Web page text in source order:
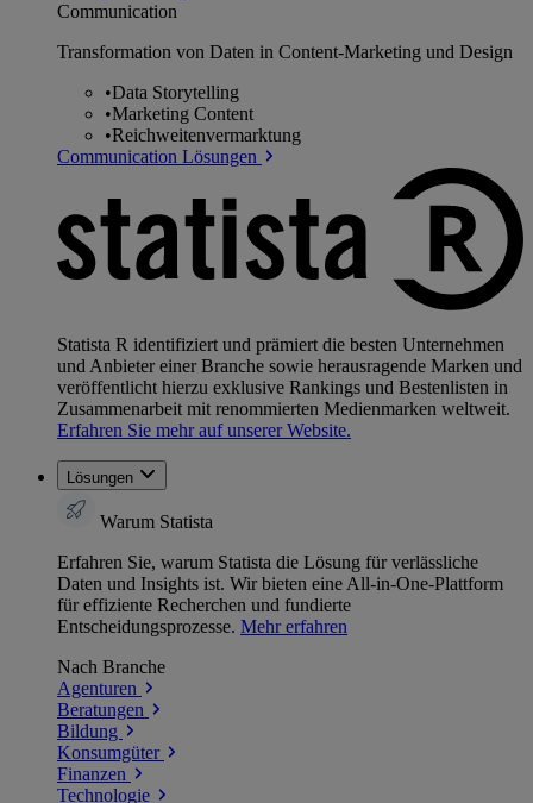
Communication
Transformation von Daten in Content-Marketing und Design
•Data Storytelling
•Marketing Content
•Reichweitenvermarktung
Communication Lösungen
Statista R identifiziert und prämiert die besten Unternehmen
und Anbieter einer Branche sowie herausragende Marken und
veröffentlicht hierzu exklusive Rankings und Bestenlisten in
Zusammenarbeit mit renommierten Medienmarken weltweit.
Erfahren Sie mehr auf unserer Website.
Lösungen
Warum Statista
Erfahren Sie, warum Statista die Lösung für verlässliche
Daten und Insights ist. Wir bieten eine All-in-One-Plattform
für effiziente Recherchen und fundierte
Entscheidungsprozesse. Mehr erfahren
Nach Branche
Agenturen
Beratungen
Bildung
Konsumgüter
Finanzen
Technologie